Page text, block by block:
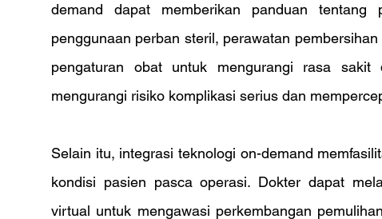
demand dapat memberikan panduan
penggunaan perban steril, perawatan
pengaturan obat untuk mengurangi rasa sakit
mengurangi risiko komplikasi serius dan
Selain itu, integrasi teknologi on-demand
kondisi pasien pasca operasi. Dokter dapat
virtual untuk mengawasi perkembangan